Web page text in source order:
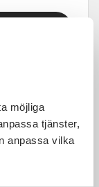
möjliga
tjänster,
anpassa vilka
100 SEK